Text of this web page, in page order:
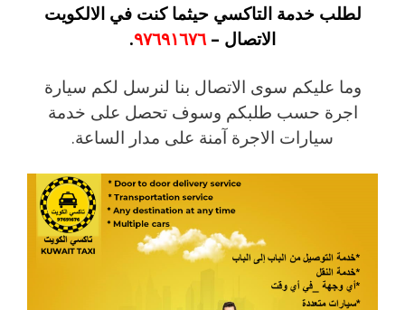
لطلب خدمة التاكسي حيثما كنت في الالكويت
الاتصال – ٩٧٦٩١٦٧٦.
وما عليكم سوى الاتصال بنا لنرسل لكم سيارة
اجرة حسب طلبكم وسوف تحصل على خدمة
سيارات الاجرة آمنة على مدار الساعة.